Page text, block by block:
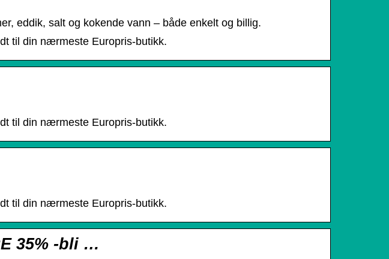
eddik, salt og kokende vann – både enkelt og billig.
til din nærmeste Europris-butikk.
til din nærmeste Europris-butikk.
til din nærmeste Europris-butikk.
35% -bli …